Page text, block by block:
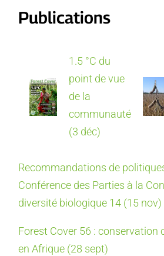
Publications
1.5 °C du
point de vue
de la
communauté
(3 déc)
Recommandations de
Conférence des Parties à la
diversité biologique 14 (15 nov)
Forest Cover 56 :
en Afrique (28 sept)